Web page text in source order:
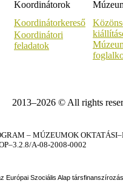
Koordinátorok
Koordinátorkereső
Koordinátori
feladatok
2013–2026 © All rights
– MÚZEUMOK
A-08-2008-0002
Európai Szociális Alap